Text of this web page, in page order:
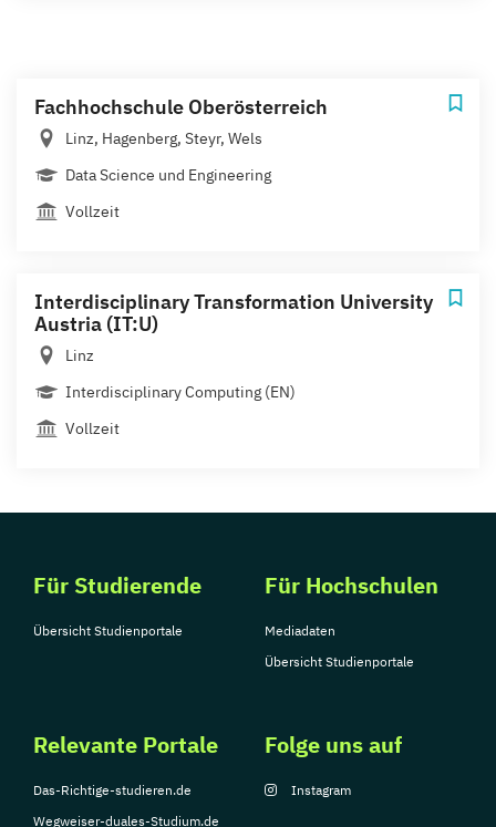
Fachhochschule Oberösterreich
Linz, Hagenberg, Steyr, Wels
Data Science und Engineering
Vollzeit
Interdisciplinary Transformation University
Austria (IT:U)
Linz
Interdisciplinary Computing (EN)
Vollzeit
Für Studierende
Übersicht Studienportale
Für Hochschulen
Mediadaten
Übersicht Studienportale
Relevante Portale
Das-Richtige-studieren.de
Wegweiser-duales-Studium.de
Folge uns auf
Instagram